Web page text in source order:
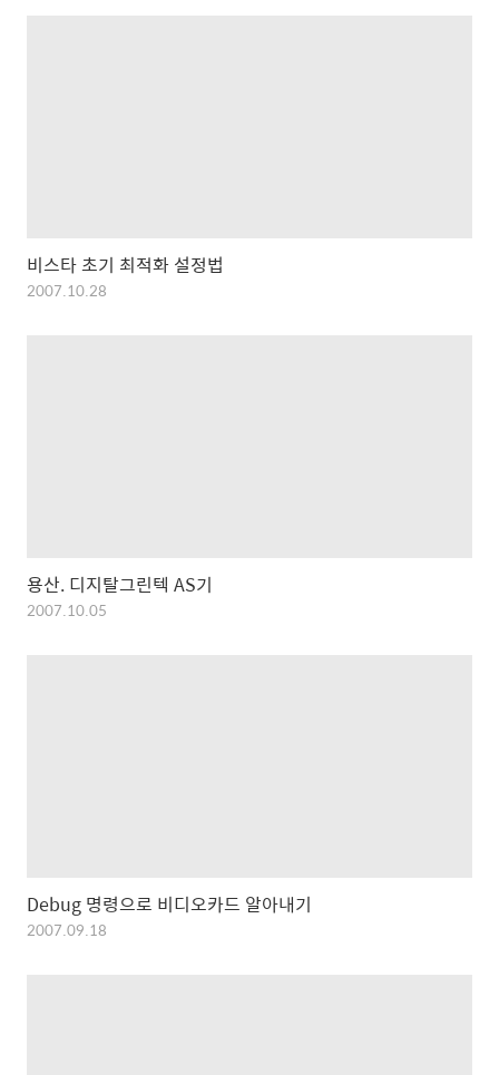
비스타 초기 최적화 설정법
2007.10.28
용산. 디지탈그린텍 AS기
2007.10.05
Debug 명령으로 비디오카드 알아내기
2007.09.18